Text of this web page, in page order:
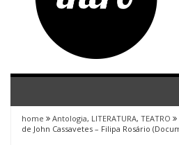
home Antologia, LITERATURA, TEATRO
de John Cassavetes – Filipa Rosário